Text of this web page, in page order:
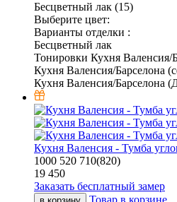
Бесцветный лак (15)
Выберите цвет:
Варианты отделки :
Бесцветный лак
Тонировки Кухня Валенсия/
Кухня Валенсия/Барселона
Кухня Валенсия/Барселона
Кухня Валенсия - Тумба
1000 520 710(820)
19 450
Заказать бесплатный замер